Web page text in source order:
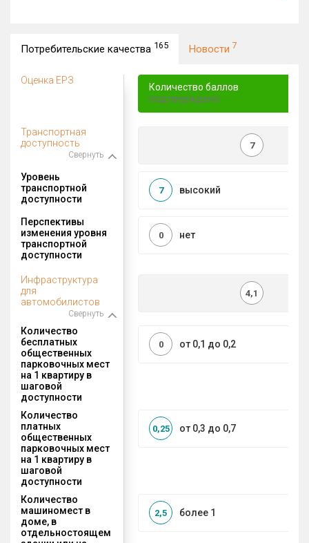
Потребительские качества 165 Новости 7
Оценка ЕРЗ
Количество баллов
подтверждено
Транспортная
доступность
Свернуть
7
Уровень
транспортной
доступности
высокий
7
Перспективы
изменения уровня
транспортной
доступности
нет
0
Инфраструктура
для
автомобилистов
Свернуть
4,1
Количество
бесплатных
общественных
парковочных мест
на 1 квартиру в
шаговой
доступности
от 0,1 до 0,2
0
Количество
платных
общественных
парковочных мест
на 1 квартиру в
шаговой
доступности
от 0,3 до 0,7
0,25
Количество
машиномест в
доме, в
отдельностоящем
более 1
2,5